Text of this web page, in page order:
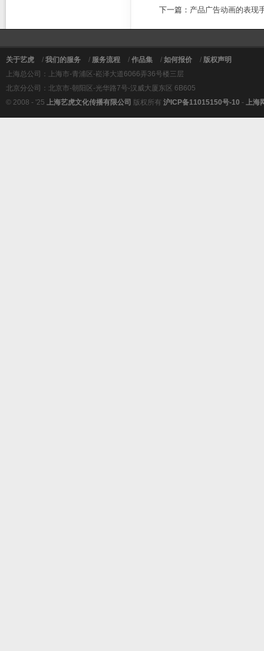
下一篇： 产品广告动画的表现
关于艺虎 / 我们的服务 / 服务流程 / 作品集 / 如何报价 / 版权声明
上海总公司：上海市-青浦区-崧泽大道6066弄36号楼三层
北京分公司：北京市-朝阳区-光华路7号-汉威大厦东区 6B605
© 2008 - '25 上海艺虎文化传播有限公司 版权所有 沪ICP备11015150号-10 - 上海